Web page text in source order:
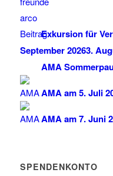
Exkursion für
September 20263.
AMA
AMA am 5. Juli
AMA am 7. Juni
SPENDENKONTO